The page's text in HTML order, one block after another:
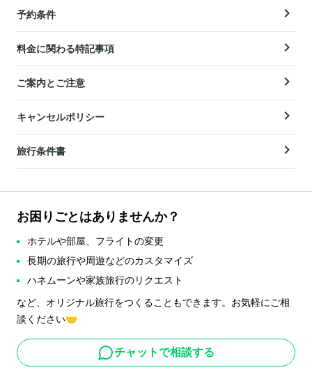
予約条件
料金に関わる特記事項
ご案内とご注意
キャンセルポリシー
旅行条件書
お困りごとはありませんか？
ホテルや部屋、フライトの変更
長期の旅行や周遊などのカスタマイズ
ハネムーンや家族旅行のリクエスト
など、オリジナル旅行をつくることもできます。お気軽にご相
談ください🤝
チャットで相談する